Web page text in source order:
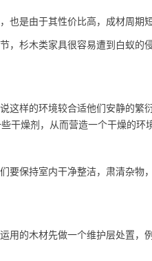
是由于其性价比高，成材周期
，杉木类家具很容易遭到白蚁的
这样的环境较合适他们安静的繁
干燥剂，从而营造一个干燥的环
要保持室内干净整洁，肃清杂物
用的木材先做一个维护层处置，